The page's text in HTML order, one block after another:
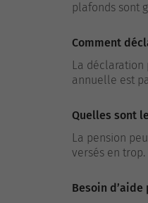
plafonds sont
Comment
La déclaration
annuelle est
Quelles sont
La pension
versés en trop.
Besoin